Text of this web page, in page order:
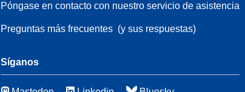
105
2
Póngase en contacto con nuestro servicio de asistencia
Preguntas más frecuentes(y sus respuestas)
Síganos